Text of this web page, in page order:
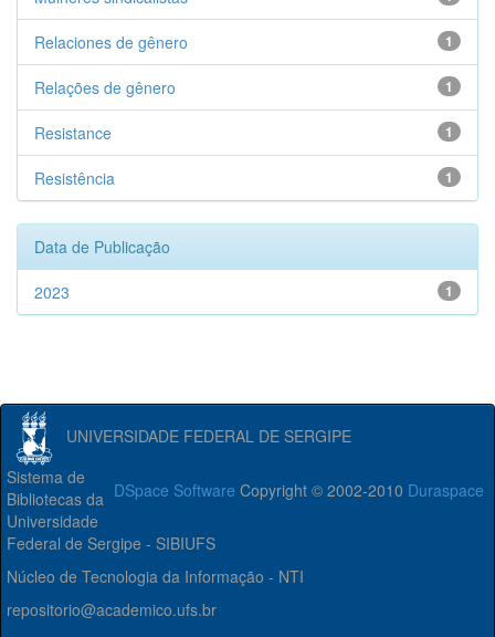
1
Relaciones de gênero
1
Relações de gênero
1
Resistance
1
Resistência
Data de Publicação
1
2023
UNIVERSIDADE FEDERAL DE SERGIPE
DSpace Software Copyright © 2002-2010 Duraspace
Sistema de
Bibliotecas da
Universidade
Federal de Sergipe - SIBIUFS
Núcleo de Tecnologia da Informação - NTI
repositorio@academico.ufs.br